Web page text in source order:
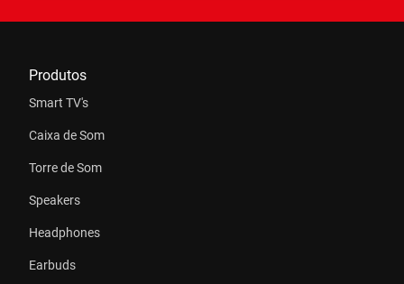
Produtos
Smart TV's
Caixa de Som
Torre de Som
Speakers
Headphones
Earbuds